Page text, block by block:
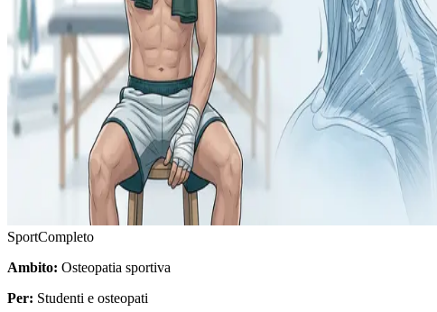
SportCompleto
Ambito: Osteopatia sportiva
Per: Studenti e osteopati